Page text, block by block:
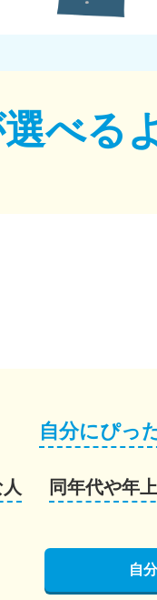
べる
自分にぴっ
同年代や年
自